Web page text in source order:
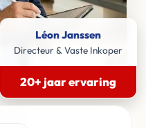
Léon Janssen
Directeur & Vaste Inkoper
20+ jaar ervaring